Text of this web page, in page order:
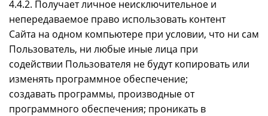
4.4.2. Получает личное неисключительное и
непередаваемое право использовать контент
Сайта на одном компьютере при условии, что ни сам
Пользователь, ни любые иные лица при
содействии Пользователя не будут копировать или
изменять программное обеспечение;
создавать программы, производные от
программного обеспечения; проникать в